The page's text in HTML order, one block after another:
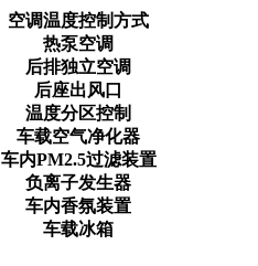
空调温度控制方式
热泵空调
后排独立空调
后座出风口
温度分区控制
车载空气净化器
车内PM2.5过滤装置
负离子发生器
车内香氛装置
车载冰箱